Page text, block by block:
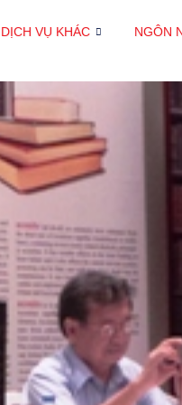
DỊCH VỤ KHÁC NGÔN